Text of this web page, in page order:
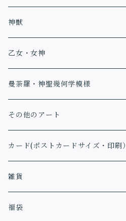
神獣
乙女・女神
曼荼羅・神聖幾何学模様
その他のアート
カード(ポストカードサイズ・印刷）
アファメーションカード
雑貨
福袋